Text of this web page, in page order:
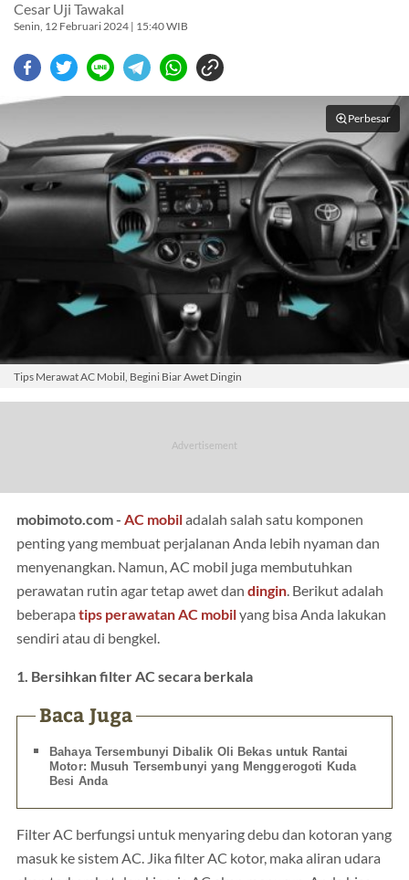
Cesar Uji Tawakal
Senin, 12 Februari 2024 | 15:40 WIB
Perbesar
Tips Merawat AC Mobil, Begini Biar Awet Dingin
mobimoto.com - AC mobiladalah salah satu komponen
penting yang membuat perjalanan Anda lebih nyaman dan
menyenangkan. Namun, AC mobil juga membutuhkan
perawatan rutin agar tetap awet dan dingin. Berikut adalah
beberapa tips perawatan AC mobilyang bisa Anda lakukan
sendiri atau di bengkel.
1. Bersihkan filter AC secara berkala
Baca Juga
Bahaya Tersembunyi Dibalik Oli Bekas untuk Rantai
Motor: Musuh Tersembunyi yang Menggerogoti Kuda
Besi Anda
Filter AC berfungsi untuk menyaring debu dan kotoran yang
masuk ke sistem AC. Jika filter AC kotor, maka aliran udara